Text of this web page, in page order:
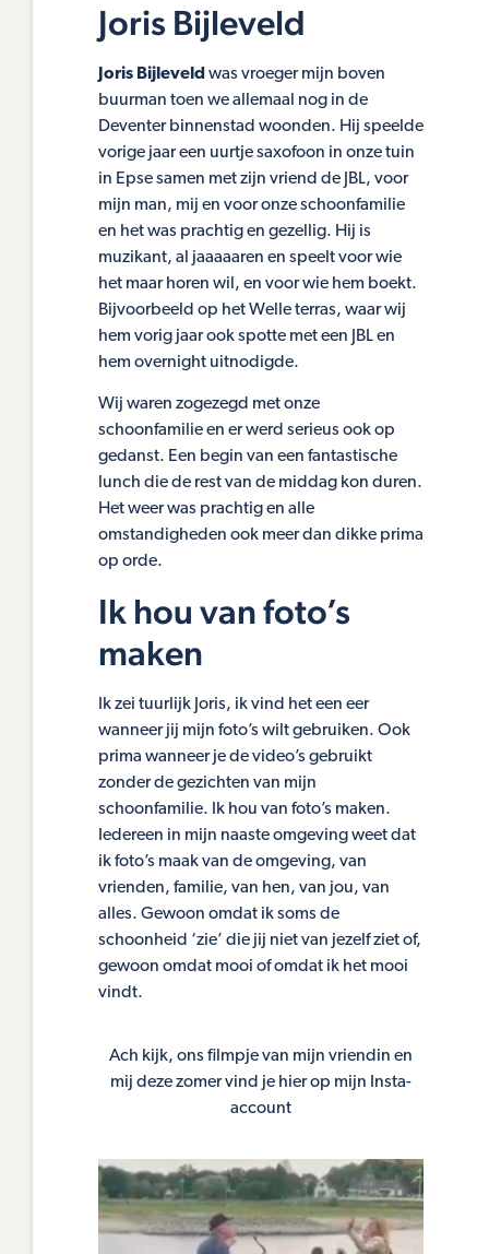
Joris Bijleveld
Joris Bijleveld was vroeger mijn boven
buurman toen we allemaal nog in de
Deventer binnenstad woonden. Hij speelde
vorige jaar een uurtje saxofoon in onze tuin
in Epse samen met zijn vriend de JBL, voor
mijn man, mij en voor onze schoonfamilie
en het was prachtig en gezellig. Hij is
muzikant, al jaaaaaren en speelt voor wie
het maar horen wil, en voor wie hem boekt.
Bijvoorbeeld op het Welle terras, waar wij
hem vorig jaar ook spotte met een JBL en
hem overnight uitnodigde.
Wij waren zogezegd met onze
schoonfamilie en er werd serieus ook op
gedanst. Een begin van een fantastische
lunch die de rest van de middag kon duren.
Het weer was prachtig en alle
omstandigheden ook meer dan dikke prima
op orde.
Ik hou van foto’s
maken
Ik zei tuurlijk Joris, ik vind het een eer
wanneer jij mijn foto’s wilt gebruiken. Ook
prima wanneer je de video’s gebruikt
zonder de gezichten van mijn
schoonfamilie. Ik hou van foto’s maken.
Iedereen in mijn naaste omgeving weet dat
ik foto’s maak van de omgeving, van
vrienden, familie, van hen, van jou, van
alles. Gewoon omdat ik soms de
schoonheid ‘zie’ die jij niet van jezelf ziet of,
gewoon omdat mooi of omdat ik het mooi
vindt.
Ach kijk, ons filmpje van mijn vriendin en
mij deze zomer vind je hier op mijn Insta-
account